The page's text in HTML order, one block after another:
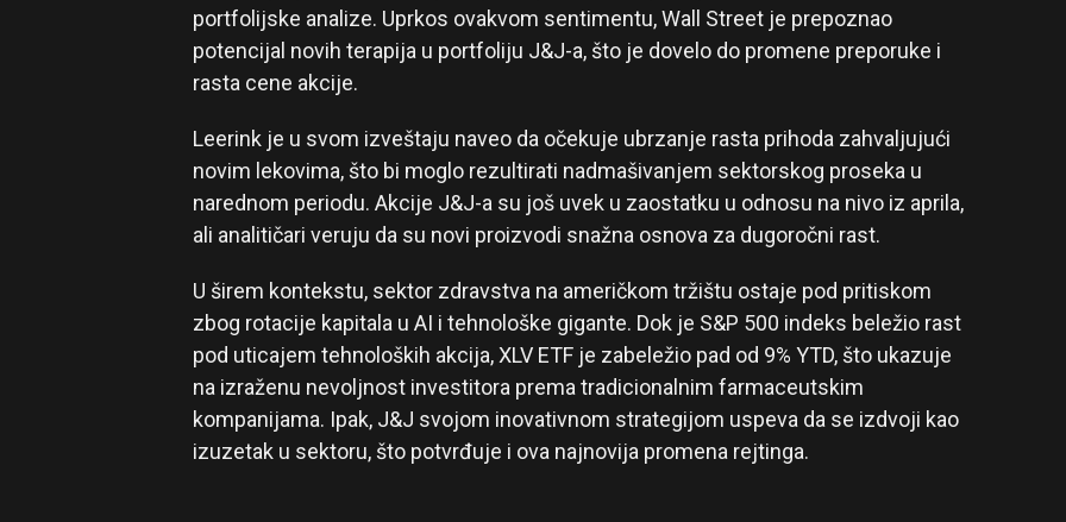
portfolijske analize. Uprkos ovakvom sentimentu, Wall Street je prepoznao
potencijal novih terapija u portfoliju J&J-a, što je dovelo do promene preporuke i
rasta cene akcije.
Leerink je u svom izveštaju naveo da očekuje ubrzanje rasta prihoda zahvaljujući
novim lekovima, što bi moglo rezultirati nadmašivanjem sektorskog proseka u
narednom periodu. Akcije J&J-a su još uvek u zaostatku u odnosu na nivo iz aprila,
ali analitičari veruju da su novi proizvodi snažna osnova za dugoročni rast.
U širem kontekstu, sektor zdravstva na američkom tržištu ostaje pod pritiskom
zbog rotacije kapitala u AI i tehnološke gigante. Dok je S&P 500 indeks beležio rast
pod uticajem tehnoloških akcija, XLV ETF je zabeležio pad od 9% YTD, što ukazuje
na izraženu nevoljnost investitora prema tradicionalnim farmaceutskim
kompanijama. Ipak, J&J svojom inovativnom strategijom uspeva da se izdvoji kao
izuzetak u sektoru, što potvrđuje i ova najnovija promena rejtinga.